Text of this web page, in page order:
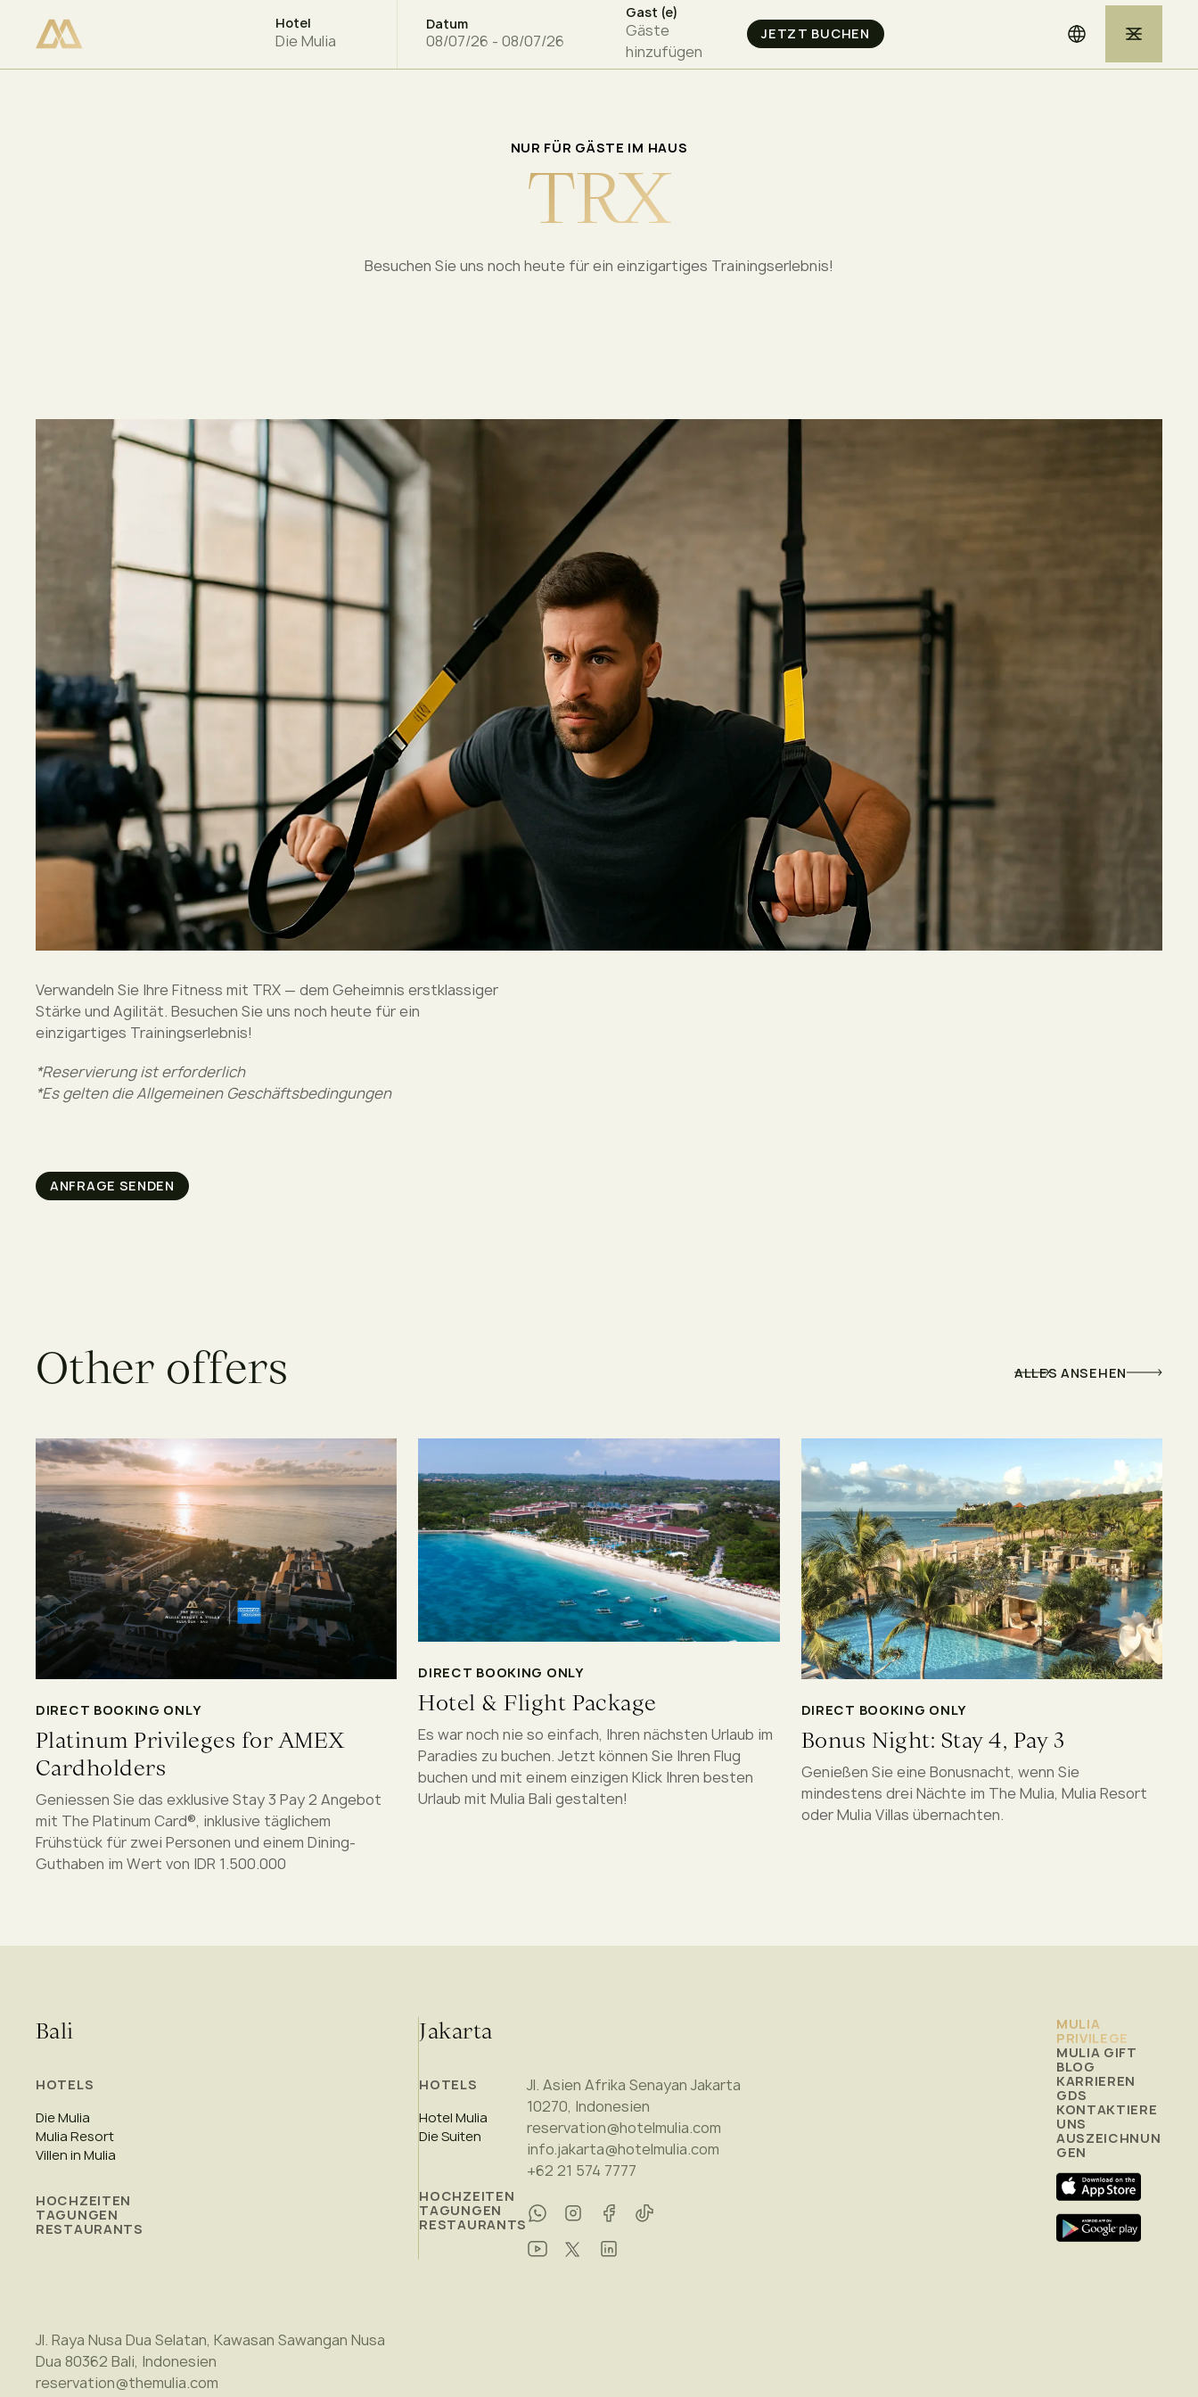
VERFÜGBARKEIT PRÜFEN Hotel
Die Mulia
Datum
Gast (e)
Gäste
hinzufügen
NUR FÜR GÄSTE IM HAUS
TRX
Besuchen Sie uns noch heute für ein einzigartiges Trainingserlebnis!
Verwandeln Sie Ihre Fitness mit TRX — dem Geheimnis erstklassiger
Stärke und Agilität. Besuchen Sie uns noch heute für ein
einzigartiges Trainingserlebnis!
*Reservierung ist erforderlich
*Es gelten die Allgemeinen Geschäftsbedingungen
ANFRAGE SENDEN
Other offers ALLES ANSEHEN
DIRECT BOOKING ONLY
Platinum Privileges for AMEX
Cardholders
Geniessen Sie das exklusive Stay 3 Pay 2 Angebot
mit The Platinum Card®, inklusive täglichem
Frühstück für zwei Personen und einem Dining-
Guthaben im Wert von IDR 1.500.000
DIRECT BOOKING ONLY
Hotel & Flight Package
Es war noch nie so einfach, Ihren nächsten Urlaub im
Paradies zu buchen. Jetzt können Sie Ihren Flug
buchen und mit einem einzigen Klick Ihren besten
Urlaub mit Mulia Bali gestalten!
DIRECT BOOKING ONLY
Bonus Night: Stay 4, Pay 3
Genießen Sie eine Bonusnacht, wenn Sie
mindestens drei Nächte im The Mulia, Mulia Resort
oder Mulia Villas übernachten.
Bali
HOTELS
Die Mulia
Mulia Resort
Villen in Mulia
HOCHZEITEN
TAGUNGEN
RESTAURANTS
Jl. Raya Nusa Dua Selatan, Kawasan Sawangan Nusa
Dua 80362 Bali, Indonesien
reservation@themulia.com
Jakarta
HOTELS
Hotel Mulia
Die Suiten
HOCHZEITEN
TAGUNGEN
RESTAURANTS
Jl. Asien Afrika Senayan Jakarta
10270, Indonesien
reservation@hotelmulia.com
info.jakarta@hotelmulia.com
+62 21 574 7777
MULIA
PRIVILEGE
MULIA GIFT
BLOG
KARRIEREN
GDS
KONTAKTIERE
UNS
AUSZEICHNUN
GEN